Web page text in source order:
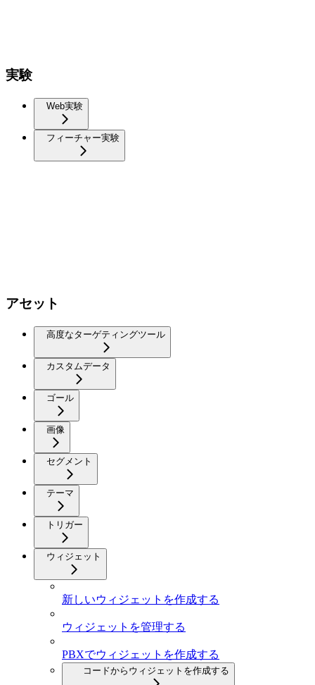
実験
Web実験
フィーチャー実験
アセット
高度なターゲティングツール
カスタムデータ
ゴール
画像
セグメント
テーマ
トリガー
ウィジェット
新しいウィジェットを作成する
ウィジェットを管理する
PBXでウィジェットを作成する
コードからウィジェットを作成する